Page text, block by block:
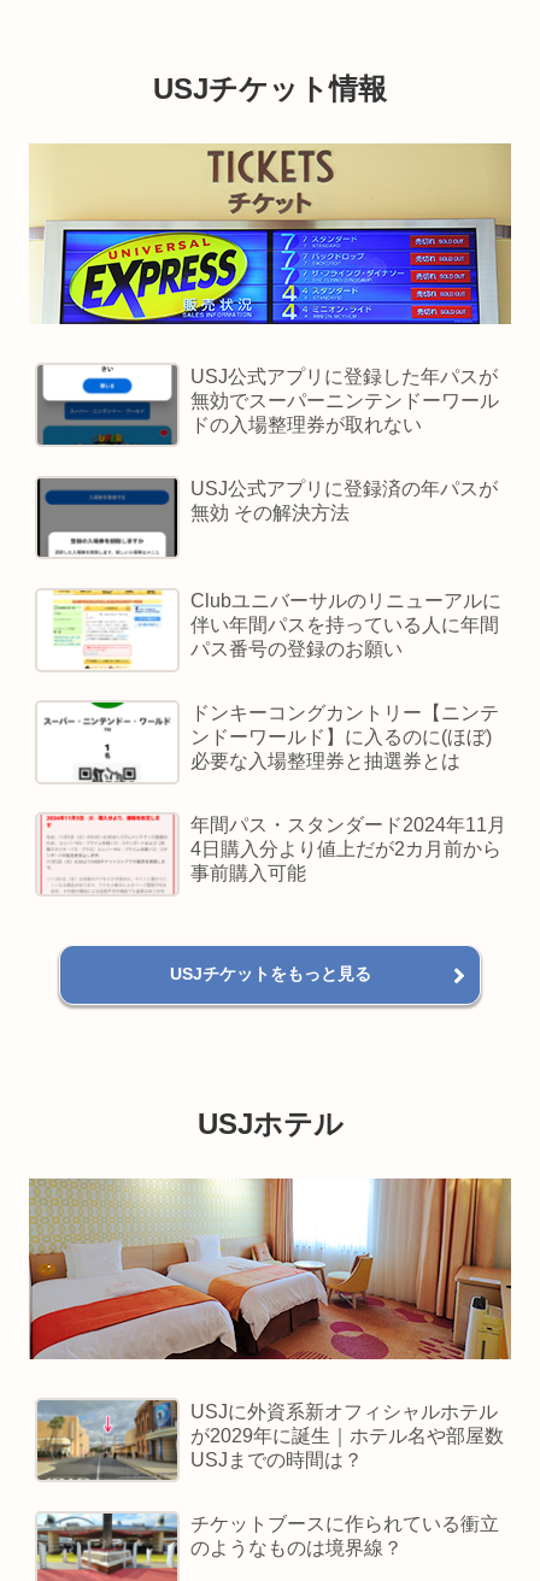
USJチケット情報
USJ公式アプリに登録した年パスが
無効でスーパーニンテンドーワール
ドの入場整理券が取れない
USJ公式アプリに登録済の年パスが
無効 その解決方法
Clubユニバーサルのリニューアルに
伴い年間パスを持っている人に年間
パス番号の登録のお願い
ドンキーコングカントリー【ニンテ
ンドーワールド】に入るのに(ほぼ)
必要な入場整理券と抽選券とは
年間パス・スタンダード2024年11月
4日購入分より値上だが2カ月前から
事前購入可能
USJチケットをもっと見る
USJホテル
USJに外資系新オフィシャルホテル
が2029年に誕生｜ホテル名や部屋数
USJまでの時間は？
チケットブースに作られている衝立
のようなものは境界線？